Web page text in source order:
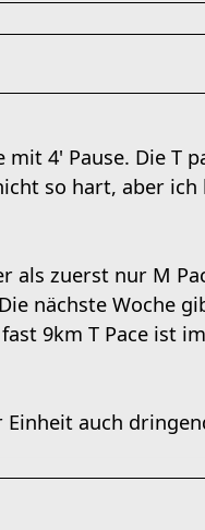
4' Pause. Die T
so hart, aber
als zuerst nur M
nächste Woche
9km T Pace ist
Einheit auch